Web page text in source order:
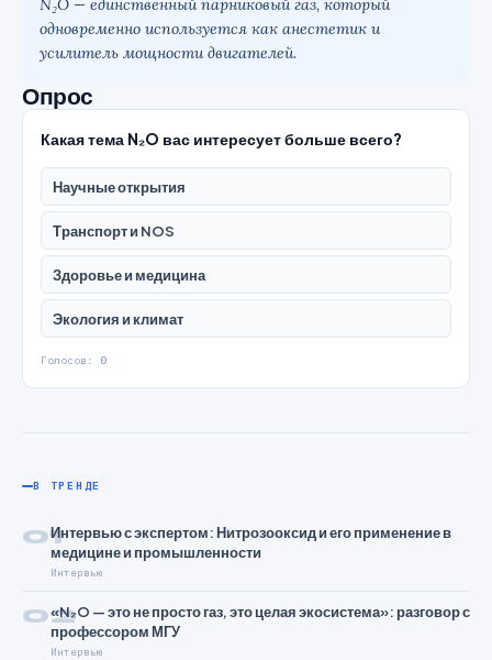
N₂O — единственный парниковый газ, который
одновременно используется как анестетик и
усилитель мощности двигателей.
Опрос
Какая тема N₂O вас интересует больше всего?
Научные открытия
Транспорт и NOS
Здоровье и медицина
Экология и климат
Голосов: 0
В ТРЕНДЕ
01Интервью с экспертом: Нитрозооксид и его применение в
медицине и промышленности
Интервью
02«N₂O — это не просто газ, это целая экосистема»: разговор с
профессором МГУ
Интервью